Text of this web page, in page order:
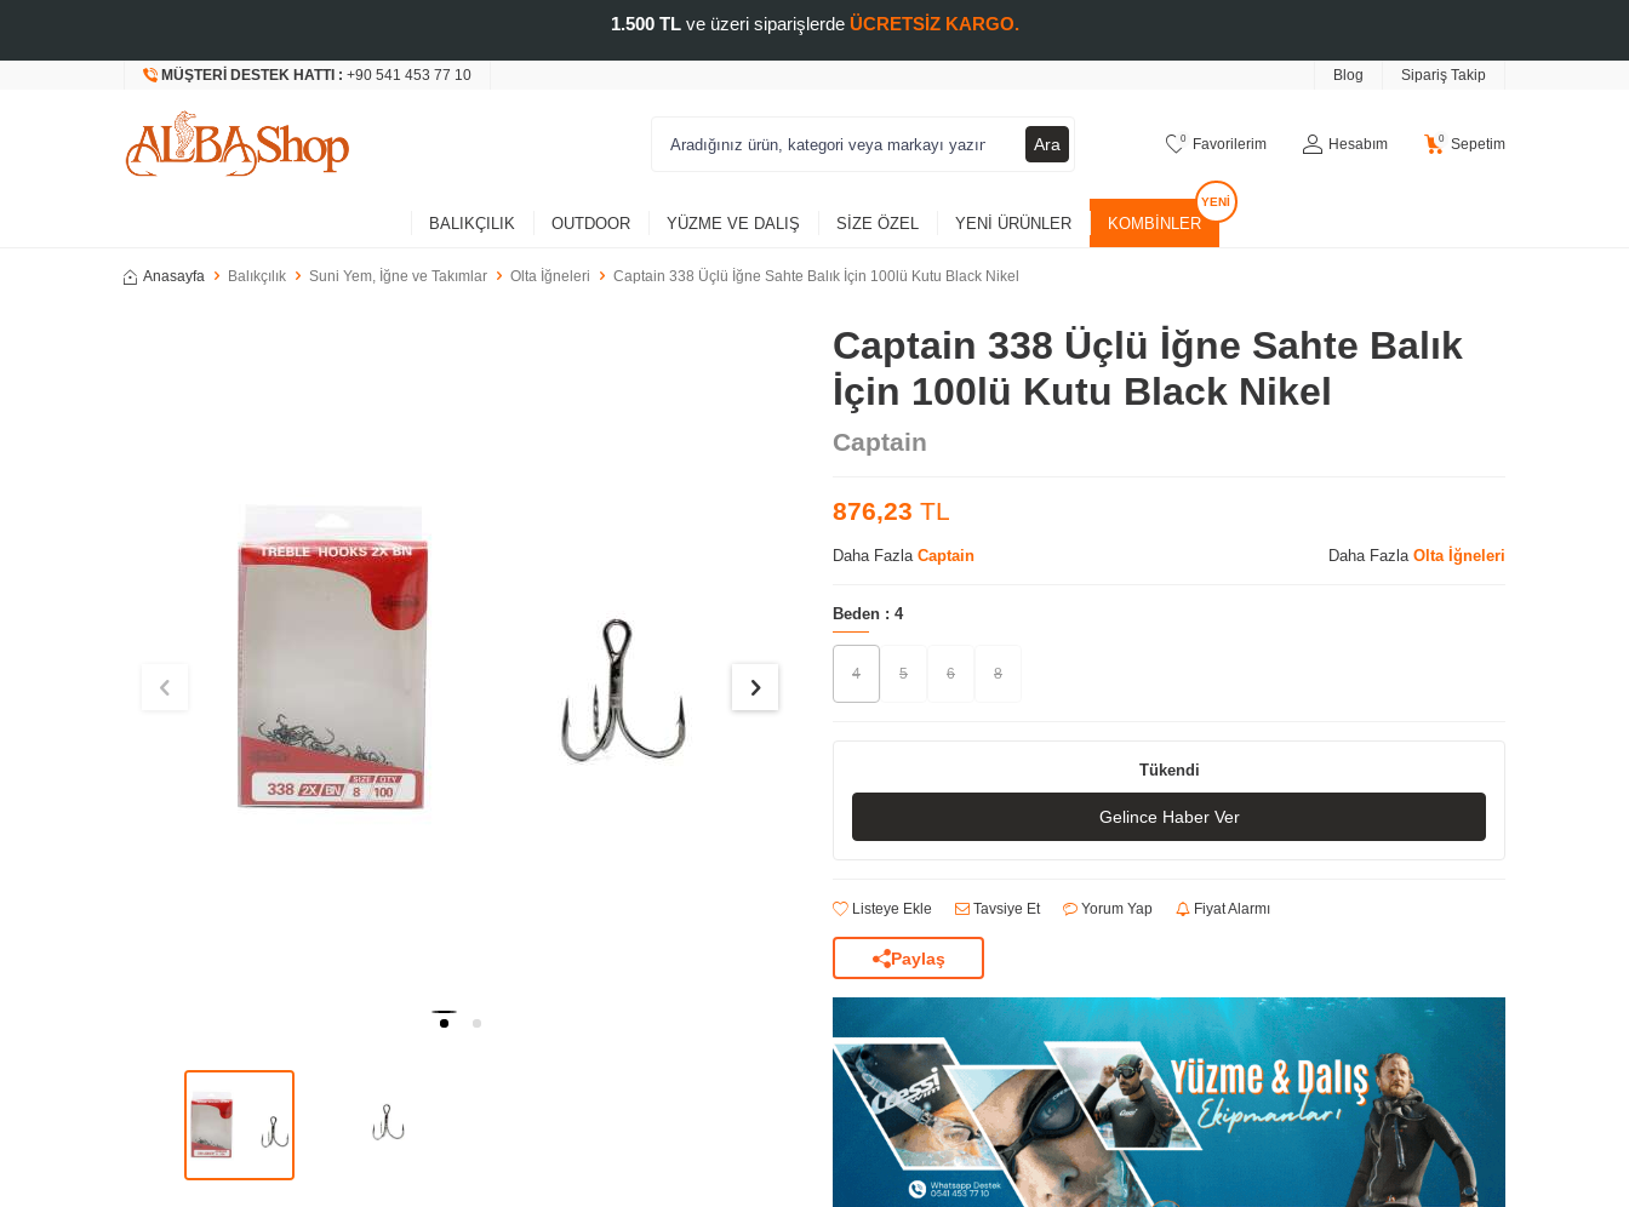
1.500 TLve üzeri siparişlerde ÜCRETSİZ KARGO.
MÜŞTERI DESTEK HATTI : +90 541 453 77 10 Blog Sipariş Takip
Ara 0 Favorilerim Hesabım 0 Sepetim
BALIKÇILIK OUTDOOR YÜZME VE DALIŞ SIZE ÖZEL YENI ÜRÜNLER KOMBINLER
Anasayfa Balıkçılık Suni Yem, İğne ve Takımlar Olta İğneleri Captain 338 Üçlü İğne Sahte Balık İçin 100lü Kutu Black Nikel
Captain 338 Üçlü İğne Sahte Balık
İçin 100lü Kutu Black Nikel
Captain
876,23 TL
Daha Fazla Captain Daha Fazla Olta İğneleri
Beden : 4
4 5 6 8
Tükendi
Gelince Haber Ver
Listeye Ekle Tavsiye Et Yorum Yap Fiyat Alarmı
Paylaş